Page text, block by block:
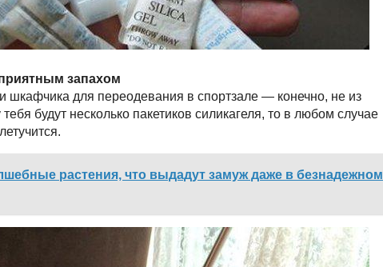
запахом
шкафчика для переодевания в спортзале — конечно, не из
будут несколько пакетиков силикагеля, то в любом случае
растения, что выдадут замуж даже в безнадежном